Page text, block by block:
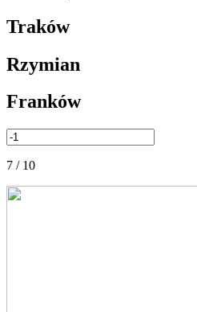
Traków
Rzymian
Franków
7 / 10